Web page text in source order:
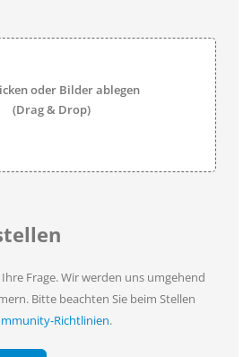
oder Bilder ablegen
(Drag & Drop)
Frage. Wir werden uns umgehend
Bitte beachten Sie beim Stellen
Richtlinien.